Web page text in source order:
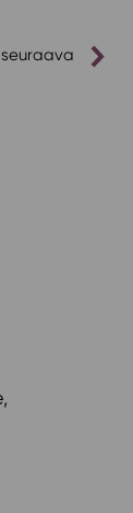
seuraava